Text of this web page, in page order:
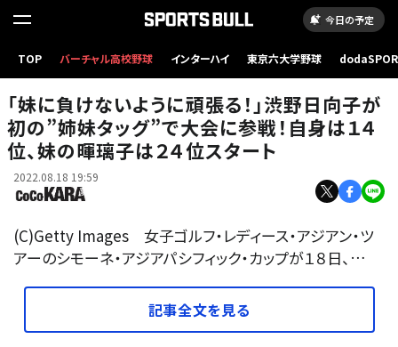
今日の予定
TOP バーチャル高校野球 インターハイ 東京六大学野球
「妹に負けないように頑張る！」渋野日向子が
初の”姉妹タッグ”で大会に参戦！自身は１４
位、妹の暉璃子は２４位スタート
2022.08.18 19:59
(C)Getty Images 女子ゴルフ・レディース・アジアン・ツ
アーのシモーネ・アジアパシフィック・カップが１８日、…
記事全文を見る